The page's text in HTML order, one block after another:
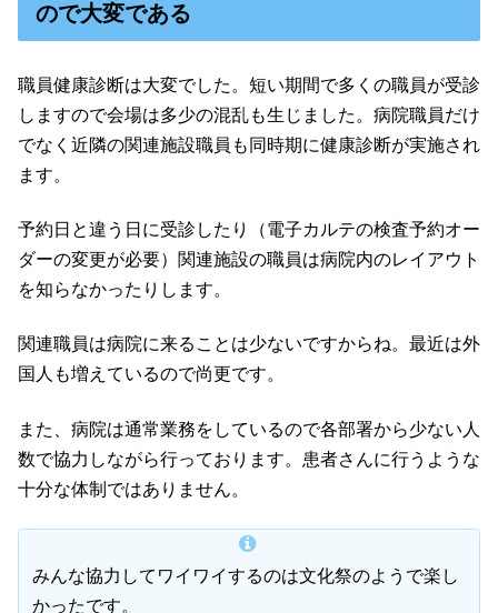
ので大変である
職員健康診断は大変でした。短い期間で多くの職員が受診
しますので会場は多少の混乱も生じました。病院職員だけ
でなく近隣の関連施設職員も同時期に健康診断が実施され
ます。
予約日と違う日に受診したり（電子カルテの検査予約オー
ダーの変更が必要）関連施設の職員は病院内のレイアウト
を知らなかったりします。
関連職員は病院に来ることは少ないですからね。最近は外
国人も増えているので尚更です。
また、病院は通常業務をしているので各部署から少ない人
数で協力しながら行っております。患者さんに行うような
十分な体制ではありません。
みんな協力してワイワイするのは文化祭のようで楽し
かったです。